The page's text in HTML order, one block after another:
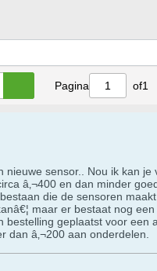
Pagina of1
sensor.. Nou ik kan je
â‚¬400 en dan minder
die de sensoren
maar er bestaat nog een
geplaatst voor een
â‚¬200 aan onderdelen.